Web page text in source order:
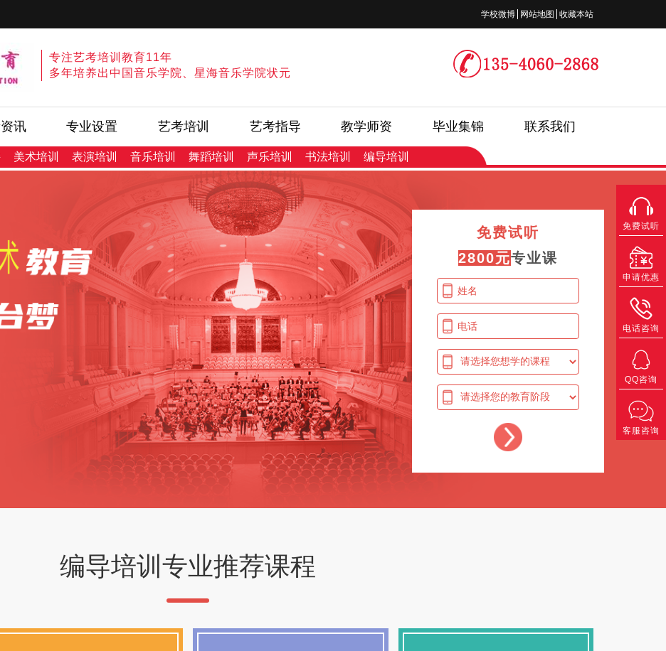
学校微博 网站地图 收藏本站
专注艺考培训教育11年
多年培养出中国音乐学院、星海音乐学院状元
讯 专业设置 艺考培训 艺考指导 教学师资 毕业集锦 联系我们
美术培训 表演培训 音乐培训 舞蹈培训 声乐培训 书法培训 编导培训
免费试听
2800元专业课
编导培训专业推荐课程
免费试听
申请优惠
电话咨询
QQ咨询
客服咨询